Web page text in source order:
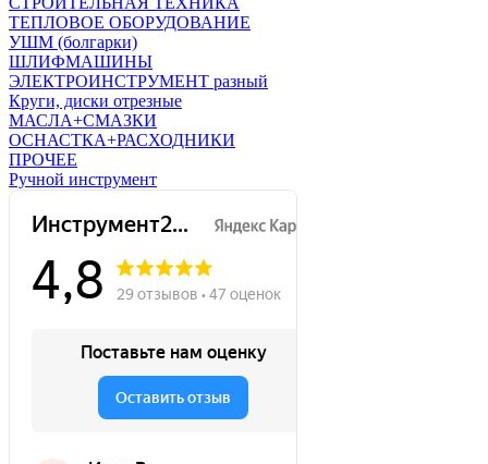
ТЕПЛОВОЕ ОБОРУДОВАНИЕ
УШМ (болгарки)
ШЛИФМАШИНЫ
ЭЛЕКТРОИНСТРУМЕНТ разный
Круги, диски отрезные
МАСЛА+СМАЗКИ
ОСНАСТКА+РАСХОДНИКИ
ПРОЧЕЕ
Ручной инструмент